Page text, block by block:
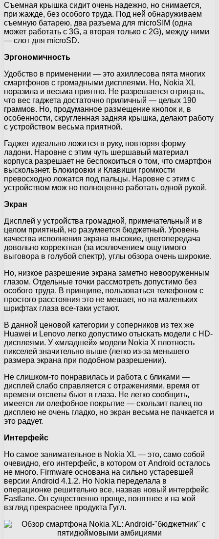
Съемная крышка сидит очень надежно, но снимается,
при жажде, без особого труда. Под ней обнаруживаем
съемную батарею, два разъема для microSIM (одна
может работать с 3G, а вторая только с 2G), между ними
— слот для microSD.
Эргономичность
Удобство в применении — это ахиллесова пята многих
смартфонов с громадными дисплеями. Но, Nokia XL
поразила и весьма приятно. Не разрешается отрицать,
что вес гаджета достаточно приличный — целых 190
граммов. Но, продуманное размещение кнопок и, в
особенности, скругленная задняя крышка, делают работу
с устройством весьма приятной.
Гаджет идеально ложитcя в руку, повторяя форму
ладони. Наровне с этим чуть шершавый материал
корпуса разрешает не беспокоиться о том, что смартфон
выскользнет. Блокировки и Клавиши громкости
превосходно ложатся под пальцы. Наровне с этим с
устройством мож но полноценно работать одной рукой.
Экран
Дисплей у устройства громадной, примечательный и в
целом приятный, но разумеется бюджетный. Уровень
качества исполнения экрана высокие, цветопередача
довольно корректная (за исключением ощутимого
выговора в голубой спектр), углы обзора очень широкие.
Но, низкое разрешение экрана заметно невооруженным
глазом. Отдельные точки рассмотреть допустимо без
особого труда. В принципе, пользоваться телефоном с
простого расстояния это не мешает, но на маленьких
шрифтах глаза все-таки устают.
В данной ценовой категории у соперников из тех же
Huawei и Lenovo легко допустимо отыскать модели с HD-
дисплеями. У «младшей» модели Nokia X плотность
пикселей значительно выше (легко из-за меньшего
размера экрана при подобном разрешении).
Не слишком-то понравилась и работа с бликами —
дисплей слабо справляется с отражениями, время от
времени отсветы бьют в глаза. Не легко сообщить,
имеется ли олефобное покрытие — скользит палец по
дисплею не очень гладко, но экран весьма не пачкается и
это радует.
Интерфейс
Но самое занимательное в Nokia XL — это, само собой
очевидно, его интерфейс, в котором от Android осталось
не много. Firmware основана на сильно устаревшей
версии Android 4.1.2. Но Nokia переделала в
операционке решительно все, назвав новый интерфейс
Fastlane. Он существенно проще, понятнее и на мой
взгляд прекраснее продукта Гугл.